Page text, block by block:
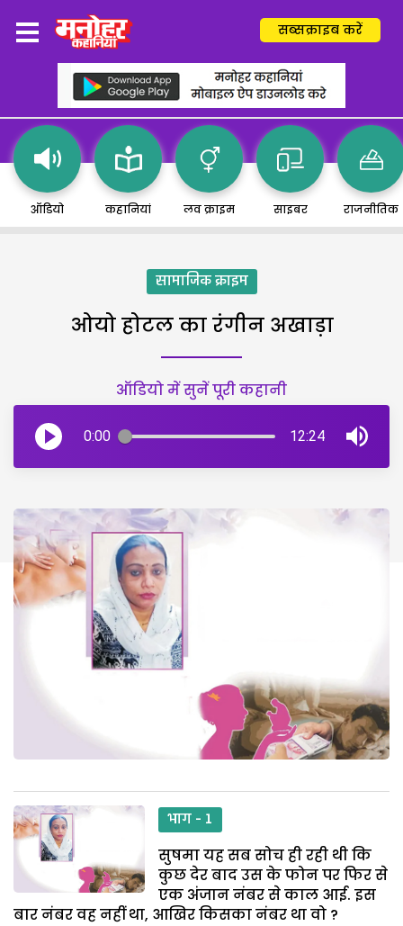
सब्सक्राइब करें
ऑडियो कहानियां लव क्राइम साइबर राजनीतिक
सामाजिक क्राइम
ओयो होटल का रंगीन अखाड़ा
ऑडियो में सुनें पूरी कहानी
0:00 12:24
भाग - 1
सुषमा यह सब सोच ही रही थी कि
कुछ देर बाद उस के फोन पर फिर से
एक अंजान नंबर से काल आई. इस
बार नंबर वह नहीं था, आखिर किसका नंबर था वो ?